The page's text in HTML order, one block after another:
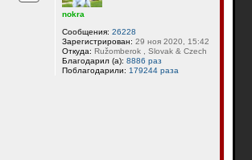
nokra
Сообщения: 26228
Зарегистрирован: 29 ноя 2020, 15:42
Откуда: Ružomberok , Slovak & Czech
Благодарил (а): 8886 раз
Поблагодарили: 179244 раза